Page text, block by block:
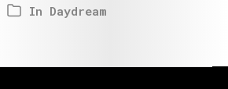
In Daydream